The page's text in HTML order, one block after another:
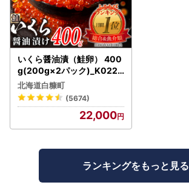
いくら醤油漬（鮭卵） 400
g(200g×2パック)_K022-
1676
北海道白糠町
(5674)
22,000
ランキングをもっと見る